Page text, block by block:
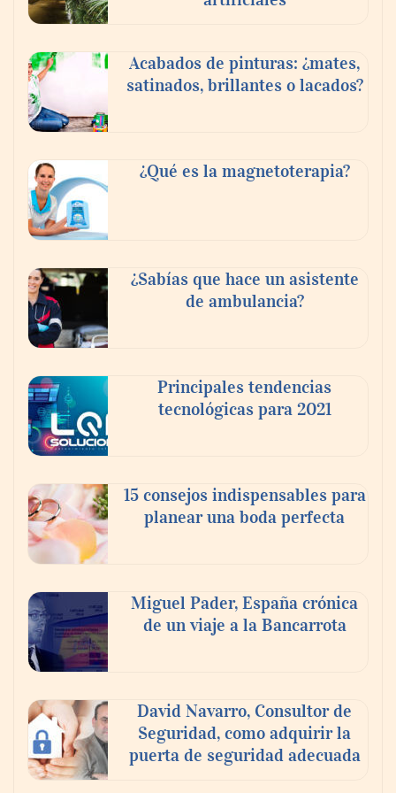
Livingreen B2B amplía su catálogo de
pisos deportivos para gimnasios en México
La llanta más cara puede ser la que menos
cuesta: Michelin lo demuestra ante notario
público
Paso a paso: ¿cómo prepararse para la
transición a la jornada de 40 horas? Guía
Acabados de pinturas: ¿mates,
satinados, brillantes o lacados?
¿Qué es la magnetoterapia?
¿Sabías que hace un asistente
de ambulancia?
Principales tendencias
tecnológicas para 2021
15 consejos indispensables para
planear una boda perfecta
Miguel Pader, España crónica
de un viaje a la Bancarrota
David Navarro, Consultor de
Seguridad, como adquirir la
puerta de seguridad adecuada